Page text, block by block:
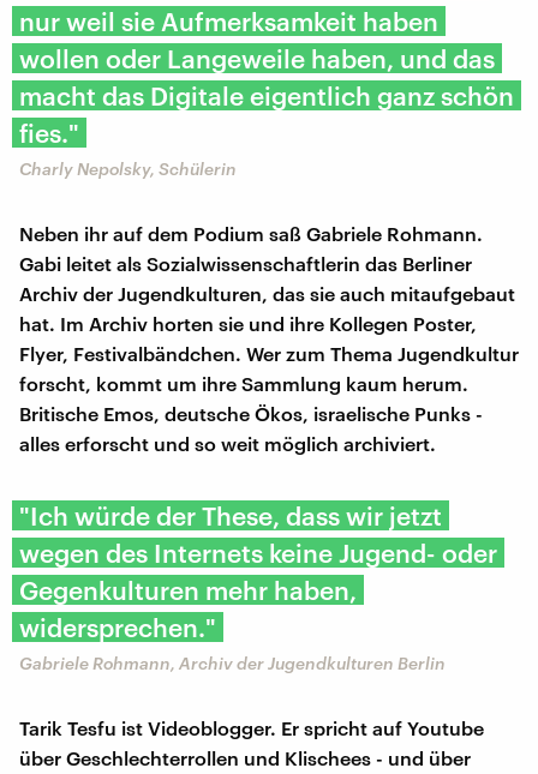
nur weil sie Aufmerksamkeit haben
wollen oder Langeweile haben, und das
macht das Digitale eigentlich ganz schön
fies."
Charly Nepolsky, Schülerin
Neben ihr auf dem Podium saß Gabriele Rohmann.
Gabi leitet als Sozialwissenschaftlerin das Berliner
Archiv der Jugendkulturen, das sie auch mitaufgebaut
hat. Im Archiv horten sie und ihre Kollegen Poster,
Flyer, Festivalbändchen. Wer zum Thema Jugendkultur
forscht, kommt um ihre Sammlung kaum herum.
Britische Emos, deutsche Ökos, israelische Punks -
alles erforscht und so weit möglich archiviert.
"Ich würde der These, dass wir jetzt
wegen des Internets keine Jugend- oder
Gegenkulturen mehr haben,
widersprechen."
Gabriele Rohmann, Archiv der Jugendkulturen Berlin
Tarik Tesfu ist Videoblogger. Er spricht auf Youtube
über Geschlechterrollen und Klischees - und über